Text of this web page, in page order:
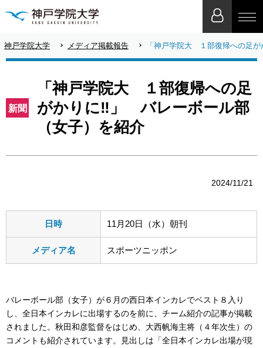
神戸学院大学 メディア掲載報告 「神戸学院大 １部復帰への足
新聞
「神戸学院大 １部復帰への足
がかりに‼」 バレーボール部
（女子）を紹介
2024/11/21
日時 11月20日（水）朝刊
メディア名 スポーツニッポン
バレーボール部（女子）が６月の西日本インカレでベスト８入り
し、全日本インカレに出場するのを前に、チーム紹介の記事が掲載
されました。秋田和彦監督をはじめ、大西帆海主将（４年次生）の
コメントも紹介されています。見出しは「全日本インカレ出場が現